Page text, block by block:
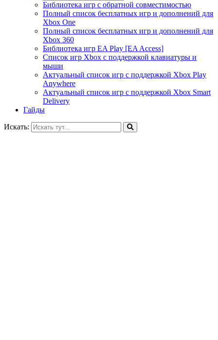
Библиотека игр с обратной совместимостью
Полный список бесплатных игр и дополнений для
Xbox One
Полный список бесплатных игр и дополнений для
Xbox 360
Библиотека игр EA Play [EA Access]
Список игр Xbox c поддержкой клавиатуры и
мыши
Актуальный список игр с поддержкой Xbox Play
Anywhere
Актуальный список игр с поддержкой Xbox Smart
Delivery
Гайды
Искать: